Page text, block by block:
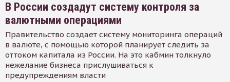
В России создадут систему контроля за
валютными операциями
Правительство создает систему мониторинга операций
в валюте, с помощью которой планирует следить за
оттоком капитала из России. На это кабмин толкнуло
нежелание бизнеса прислушиваться к
предупреждениям власти